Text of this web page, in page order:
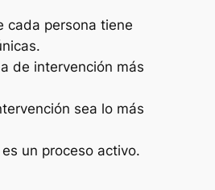
cada persona tiene
de intervención más
sea lo más
un proceso activo.